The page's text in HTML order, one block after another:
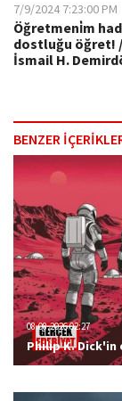
7/9/2024 7:23:00 PM
Öğretmeni̇m
dostluğu öğret!
İsmail H.
BENZER
08.08.2026 02:27
Philip K. Dick'in